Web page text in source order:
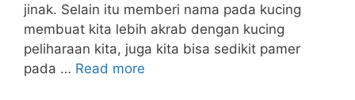
jinak. Selain itu memberi nama pada kucing
membuat kita lebih akrab dengan kucing
peliharaan kita, juga kita bisa sedikit pamer
pada … Read more